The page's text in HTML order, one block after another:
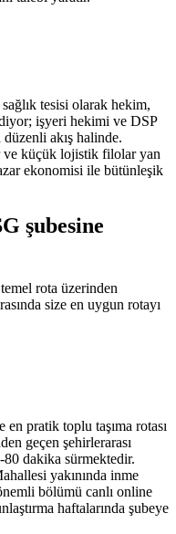
tesisi olarak hekim,
işyeri hekimi ve DSP
akış halinde.
ve küçük lojistik filolar yan
ekonomisi ile bütünleşik
şubesine
rota üzerinden
size en uygun rotayı
pratik toplu taşıma rotası
geçen şehirlerarası
80 dakika sürmektedir.
yakınında inme
bölümü canlı online
haftalarında şubeye